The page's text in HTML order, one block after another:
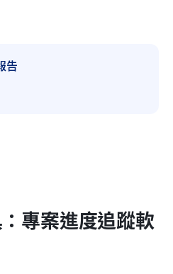
告
專案進度追蹤軟